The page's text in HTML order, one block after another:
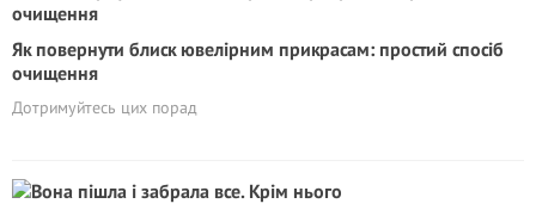
Як повернути блиск ювелірним прикрасам: простий спосіб
очищення
Дотримуйтесь цих порад